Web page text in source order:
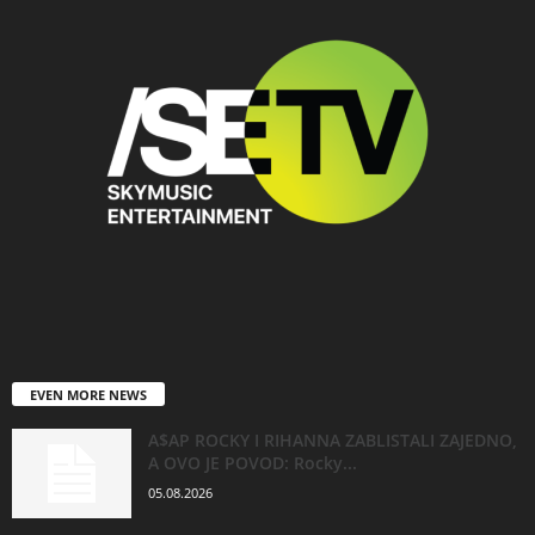
EVEN MORE NEWS
A$AP ROCKY I RIHANNA ZABLISTALI ZAJEDNO,
A OVO JE POVOD: Rocky...
05.08.2026